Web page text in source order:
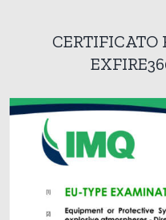
CERTIFICATO